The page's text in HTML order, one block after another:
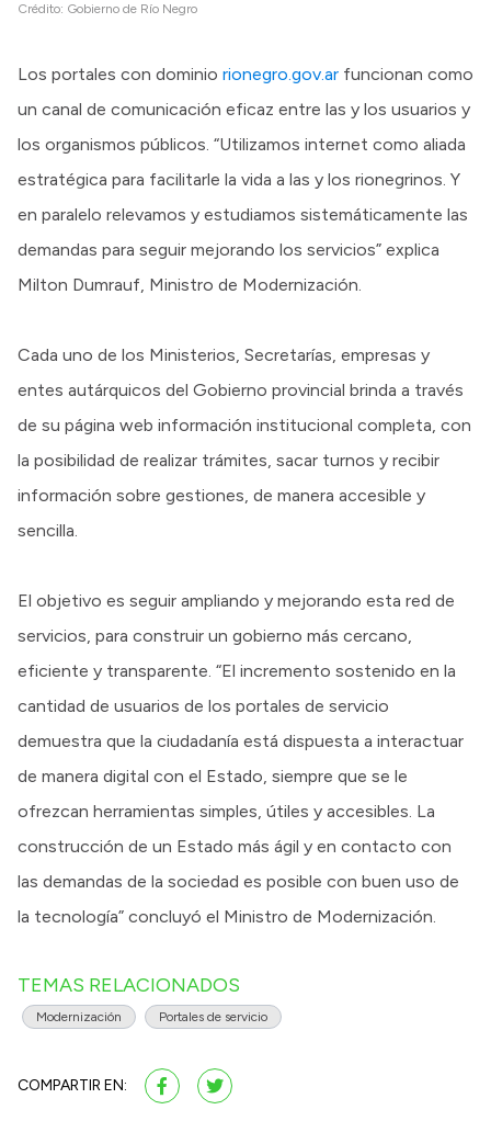
Crédito: Gobierno de Río Negro
Los portales con dominio rionegro.gov.ar funcionan como
un canal de comunicación eficaz entre las y los usuarios y
los organismos públicos. “Utilizamos internet como aliada
estratégica para facilitarle la vida a las y los rionegrinos. Y
en paralelo relevamos y estudiamos sistemáticamente las
demandas para seguir mejorando los servicios” explica
Milton Dumrauf, Ministro de Modernización.
Cada uno de los Ministerios, Secretarías, empresas y
entes autárquicos del Gobierno provincial brinda a través
de su página web información institucional completa, con
la posibilidad de realizar trámites, sacar turnos y recibir
información sobre gestiones, de manera accesible y
sencilla.
El objetivo es seguir ampliando y mejorando esta red de
servicios, para construir un gobierno más cercano,
eficiente y transparente. “El incremento sostenido en la
cantidad de usuarios de los portales de servicio
demuestra que la ciudadanía está dispuesta a interactuar
de manera digital con el Estado, siempre que se le
ofrezcan herramientas simples, útiles y accesibles. La
construcción de un Estado más ágil y en contacto con
las demandas de la sociedad es posible con buen uso de
la tecnología” concluyó el Ministro de Modernización.
TEMAS RELACIONADOS
Modernización Portales de servicio
COMPARTIR EN: